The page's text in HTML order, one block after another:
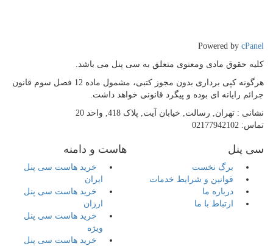
Powered by cPanel
کلیه حقوق مادی ومعنوی متعلق به سی پنل می باشد.
هرگونه کپی برداری بدون مجوز کتبی، مشمول ماده 12 فصل سوم قانون
جرائم رایانه ای بوده و پیگرد قانونی خواهد داشت.
نشانی : تهران, رسالت, خیابان آیت, پلاک 418, واحد 20
تماس:
سی پنل
برگ نخست
قوانین و شرایط خدمات
درباره ما
ارتباط با ما
هاست و دامنه
خرید هاست سی پنل
ایران
خرید هاست سی پنل
ارزان
خرید هاست سی پنل
ویژه
خرید هاست سی پنل